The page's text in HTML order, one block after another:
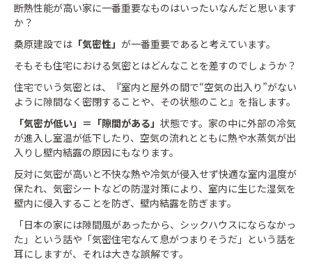
断熱性能が高い家に一番重要なものはいったいなんだと思います
か？
桑原建設では 「気密性」 が一番重要であると考えています。
そもそも住宅における気密とはどんなことを差すのでしょうか？
住宅でいう気密とは、『室内と屋外の間で“空気の出入り”がない
ように隙間なく密閉することや、その状態のこと』を指します。
「気密が低い」＝「隙間がある」 状態です。家の中に外部の冷気
が進入し室温が低下したり、空気の流れとともに熱や水蒸気が出
入りし壁内結露の原因にもなります。
反対に気密が高いと不快な熱や冷気が侵入せず快適な室内温度が
保たれ、気密シートなどの防湿対策により、室内に生じた湿気を
壁内に侵入することを防ぎ、壁内結露を防ぎます。
「日本の家には隙間風があったから、シックハウスにならなかっ
た」という話や「気密住宅なんて息がつまりそうだ」という話を
耳にしますが、それは大きな誤解です。